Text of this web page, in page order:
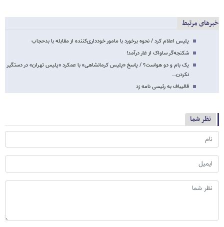
خبرهای مرتبط
پلیس اعلام کرد / نحوه برخورد با مامور خودداری‌کننده از مقابله با بدحجاب‌
شکنجه‌گر ساواک از غار درآمد!
یک بام و دو هواست؟ / پاسخ «پلیس کرمانشاهی» با عمکرد «پلیس تهران» در دستگیر
نکردن…
قالیباف به رئیسی نامه زد
نظر شما